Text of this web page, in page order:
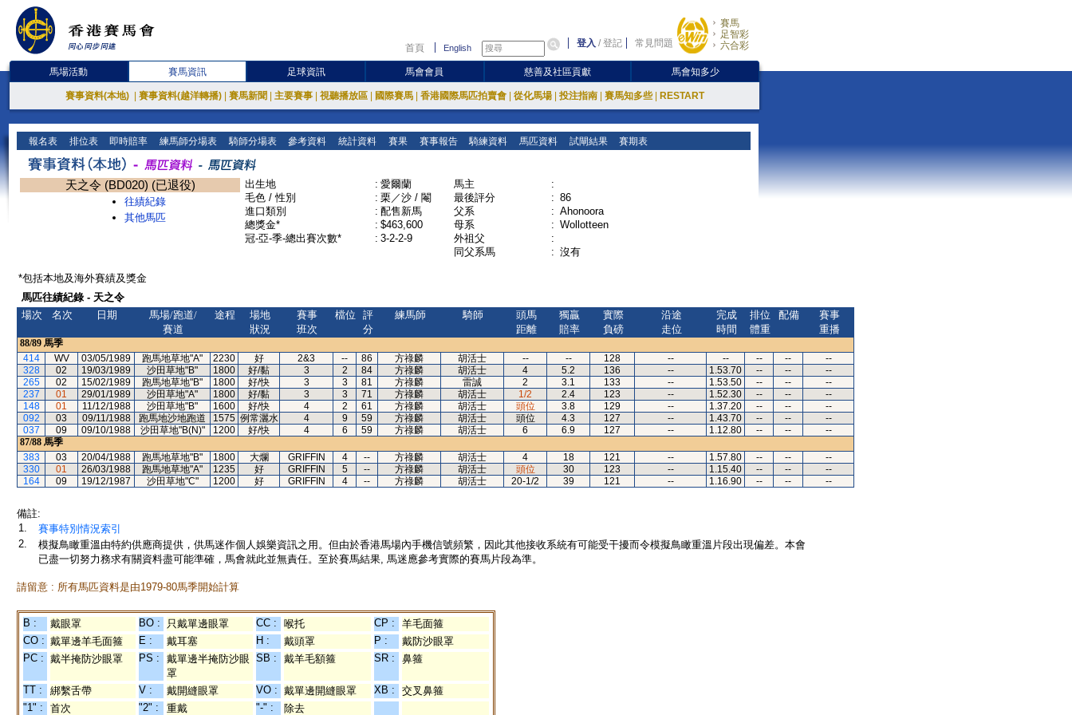
首頁 English 登入 /登記 常見問題
賽馬
足智彩
六合彩
馬場活動 賽馬資訊 足球資訊 馬會會員 慈善及社區貢獻 馬會知多少
賽事資料(本地) 賽事資料(越洋轉播) 賽馬新聞 主要賽事 視聽播放區 國際賽馬 香港國際馬匹拍賣會 從化馬場 投注指南 賽馬知多些 RESTART
報名表 排位表 即時賠率 練馬師分場表 騎師分場表 參考資料 統計資料 賽果 賽事報告 騎練資料 馬匹資料 試閘結果 賽期表
天之令 (BD020) (已退役)
往績紀錄
其他馬匹
出生地 : 愛爾蘭
毛色 / 性別
: 栗／沙 / 閹
進口類別
: 配售新馬
總獎金*
: $463,600
冠-亞-季-總出賽次數*
: 3-2-2-9
馬主
:
最後評分
: 86
父系
: Ahonoora
母系
: Wollotteen
外祖父
:
同父系馬
: 沒有
*包括本地及海外賽績及獎金
馬匹往績紀錄 - 天之令
場次
名次 日期
馬場/跑道/
賽道
途程
場地
狀況
賽事
班次
檔位
評
分
練馬師 騎師
頭馬
距離
獨贏
賠率
實際
負磅
沿途
走位
完成
時間
排位
體重
配備
賽事
重播
88/89 馬季
414
WV 03/05/1989 跑馬地草地"A" 2230 好 2&3 -- 86 方祿麟 胡活士 -- -- 128 -- -- -- --
--
328
02 19/03/1989 沙田草地"B" 1800 好/黏 3 2 84 方祿麟 胡活士 4 5.2 136 -- 1.53.70 -- --
--
265
02 15/02/1989 跑馬地草地"B" 1800 好/快 3 3 81 方祿麟 雷誠 2 3.1 133 -- 1.53.50 -- --
--
237
01 29/01/1989 沙田草地"A" 1800 好/黏 3 3 71 方祿麟 胡活士 1/2 2.4 123 -- 1.52.30 -- --
--
148
01 11/12/1988 沙田草地"B" 1600 好/快 4 2 61 方祿麟 胡活士 頭位 3.8 129 -- 1.37.20 -- --
--
092
03 09/11/1988 跑馬地沙地跑道 1575 例常灑水 4 9 59 方祿麟 胡活士 頭位 4.3 127 -- 1.43.70 -- --
--
037
09 09/10/1988 沙田草地"B(N)" 1200 好/快 4 6 59 方祿麟 胡活士 6 6.9 127 -- 1.12.80 -- --
--
87/88 馬季
383
03 20/04/1988 跑馬地草地"B" 1800 大爛 GRIFFIN 4 -- 方祿麟 胡活士 4 18 121 -- 1.57.80 -- --
--
330
01 26/03/1988 跑馬地草地"A" 1235 好 GRIFFIN 5 -- 方祿麟 胡活士 頭位 30 123 -- 1.15.40 -- --
--
164
09 19/12/1987 沙田草地"C" 1200 好 GRIFFIN 4 -- 方祿麟 胡活士 20-1/2 39 121 -- 1.16.90 -- -- --
備註:
1.
賽事特別情況索引
2.
模擬鳥瞰重溫由特約供應商提供，供馬迷作個人娛樂資訊之用。但由於香港馬場內手機信號頻繁，因此其他接收系統有可能受干擾而令模擬鳥瞰重溫片段出現偏差。本會
已盡一切努力務求有關資料盡可能準確，馬會就此並無責任。至於賽馬結果, 馬迷應參考實際的賽馬片段為準。
請留意 : 所有馬匹資料是由1979-80馬季開始計算
B : 戴眼罩 BO : 只戴單邊眼罩 CC : 喉托 CP :
羊毛面箍
CO : 戴單邊羊毛面箍 E : 戴耳塞 H : 戴頭罩 P :
戴防沙眼罩
PC : 戴半掩防沙眼罩 PS :
戴單邊半掩防沙眼
罩
SB : 戴羊毛額箍 SR : 鼻箍
TT : 綁繫舌帶 V : 戴開縫眼罩 VO : 戴單邊開縫眼罩 XB :
交叉鼻箍
"1" :
首次 "2" : 重戴 "-" : 除去